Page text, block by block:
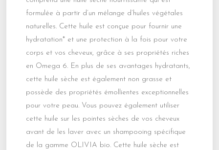
formulée à partir d’un mélange d’huiles végétales
naturelles. Cette huile est conçue pour fournir une
hydratation* et une protection à la fois pour votre
corps et vos cheveux, grâce à ses propriétés riches
en Omega 6. En plus de ses avantages hydratants,
cette huile sèche est également non grasse et
possède des propriétés émollientes exceptionnelles
pour votre peau. Vous pouvez également utiliser
cette huile sur les pointes sèches de vos cheveux
avant de les laver avec un shampooing spécifique
de la gamme OLIVIA bio. Cette huile sèche est